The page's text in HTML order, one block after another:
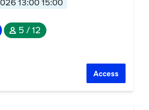
13:00 15:00
5 / 12
Access